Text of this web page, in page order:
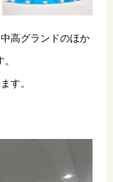
高グランドのほか
す。